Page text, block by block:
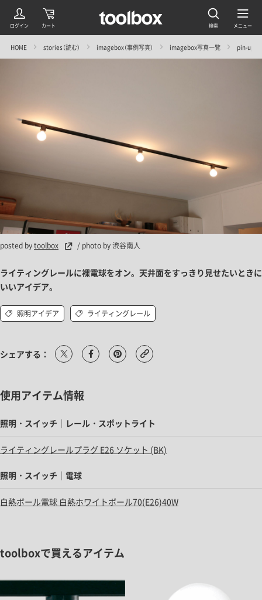
HOME stories（読む） imagebox（事例写真） imagebox写真一覧 pin-upイ
posted bytoolbox / photo by 渋谷南人
ライティングレールに裸電球をオン。天井面をすっきり見せたいときに
いいアイデア。
照明アイデア ライティングレール
シェアする：
使用アイテム情報
照明・スイッチ｜レール・スポットライト
ライティングレールプラグ E26 ソケット (BK)
照明・スイッチ｜電球
白熱ボール電球 白熱ホワイトボール70(E26)40W
toolboxで買えるアイテム